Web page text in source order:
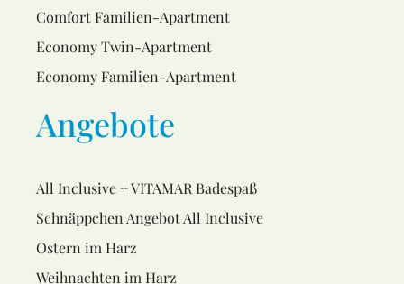
Comfort Familien-Apartment
Economy Twin-Apartment
Economy Familien-Apartment
Angebote
All Inclusive + VITAMAR Badespaß
Schnäppchen Angebot All Inclusive
Ostern im Harz
Weihnachten im Harz